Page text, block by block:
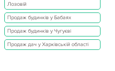
Лозовій
Продаж будинків у Бабаях
Продаж будинків у Чугуєві
Продаж дач у Харківській області